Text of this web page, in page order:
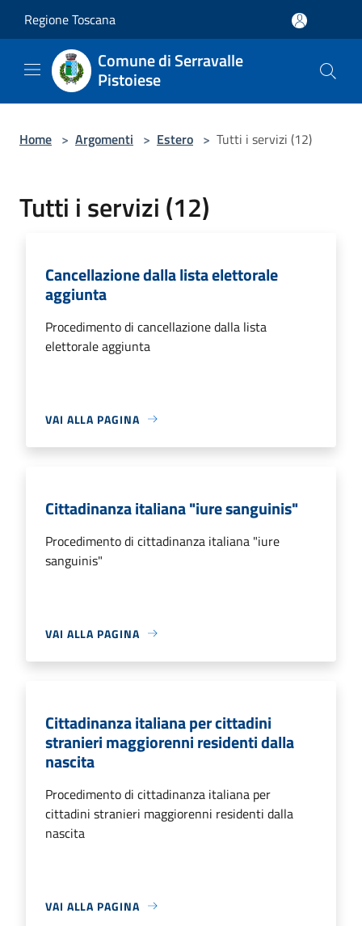
Regione Toscana
Comune di Serravalle
Pistoiese
Home > Argomenti > Estero > Tutti i servizi (12)
Tutti i servizi (12)
Cancellazione dalla lista elettorale
aggiunta
Procedimento di cancellazione dalla lista
elettorale aggiunta
VAI ALLA PAGINA
Cittadinanza italiana "iure sanguinis"
Procedimento di cittadinanza italiana "iure
sanguinis"
VAI ALLA PAGINA
Cittadinanza italiana per cittadini
stranieri maggiorenni residenti dalla
nascita
Procedimento di cittadinanza italiana per
cittadini stranieri maggiorenni residenti dalla
nascita
VAI ALLA PAGINA